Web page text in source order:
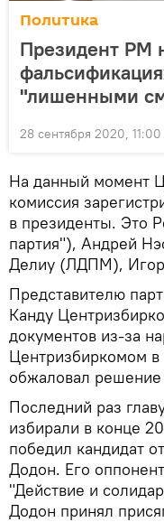
Политика
Президент РМ
"лишенными
28 сентября 2020, 11:00
На данный момент
комиссия
в президенты. Это
партия"), Андрей
Делиу (ЛДПМ),
Представителю
Канду
документов из-за
Центризбиркомом в
обжаловал
Последний раз
избирали в конце
победил кандидат
Додон. Его
"Действие и
Додон принял